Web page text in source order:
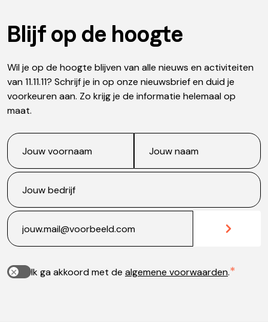
Blijf op de hoogte
Wil je op de hoogte blijven van alle nieuws en activiteiten
van 11.11.11? Schrijf je in op onze nieuwsbrief en duid je
voorkeuren aan. Zo krijg je de informatie helemaal op
maat.
Ik ga akkoord met de algemene voorwaarden.